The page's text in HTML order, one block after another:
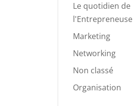
Le quotidien de
l'Entrepreneuse
Marketing
Networking
Non classé
Organisation